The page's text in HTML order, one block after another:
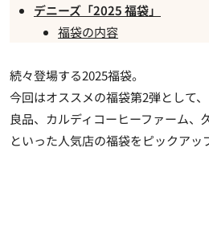
デニーズ「2025 福袋」
福袋の内容
続々登場する2025福袋。
今回はオススメの福袋第2弾として
良品、カルディコーヒーファーム、
といった人気店の福袋をピックアッ